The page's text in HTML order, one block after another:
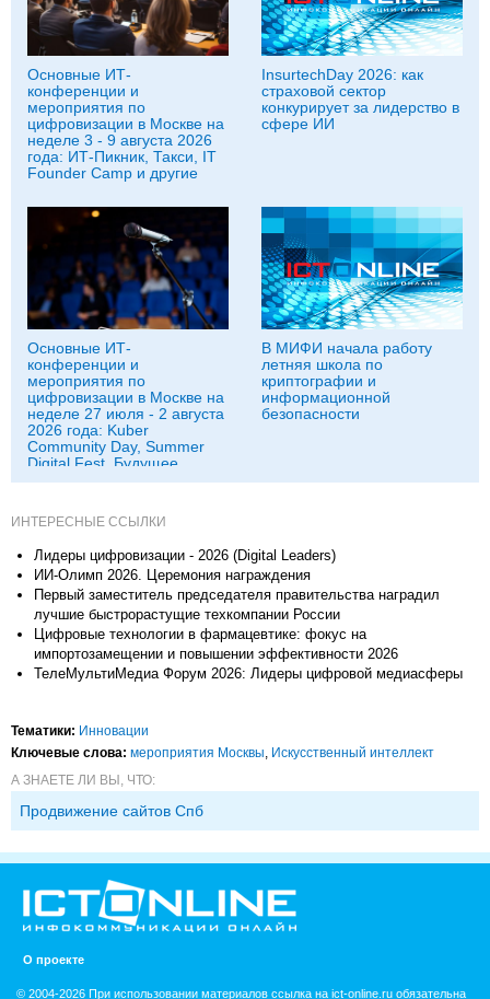
Основные ИТ-
конференции и
мероприятия по
цифровизации в Москве на
неделе 3 - 9 августа 2026
года: ИТ-Пикник, Такси, IT
Founder Camp и другие
InsurtechDay 2026: как
страховой сектор
конкурирует за лидерство в
сфере ИИ
Основные ИТ-
конференции и
мероприятия по
цифровизации в Москве на
неделе 27 июля - 2 августа
2026 года: Kuber
Community Day, Summer
Digital Fest, Будущее
исследований в
В МИФИ начала работу
летняя школа по
криптографии и
информационной
безопасности
ИНТЕРЕСНЫЕ ССЫЛКИ
Лидеры цифровизации - 2026 (Digital Leaders)
ИИ‑Олимп 2026. Церемония награждения
Первый заместитель председателя правительства наградил
лучшие быстрорастущие техкомпании России
Цифровые технологии в фармацевтике: фокус на
импортозамещении и повышении эффективности 2026
ТелеМультиМедиа Форум 2026: Лидеры цифровой медиасферы
Тематики: Инновации
Ключевые слова: мероприятия Москвы Искусственный интеллект
А ЗНАЕТЕ ЛИ ВЫ, ЧТО:
Продвижение сайтов Спб
О проекте
© 2004-2026 При использовании материалов ссылка на ict-online.ru обязательна